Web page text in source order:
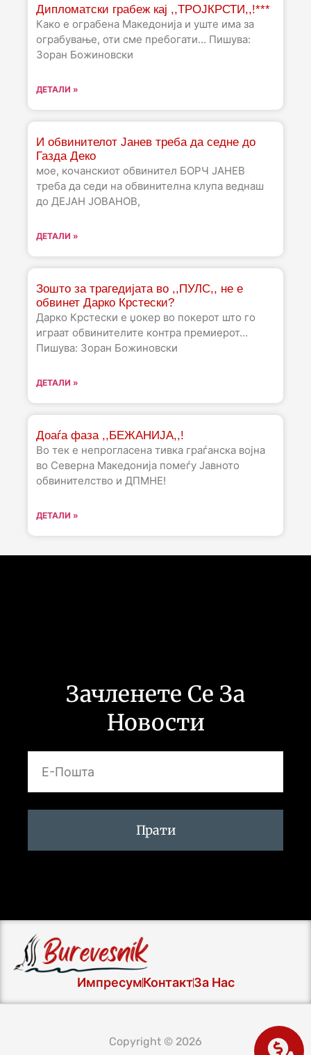
Дипломатски грабеж кај ,,ТРОЈКРСТИ,,!***
Како е ограбена Македонија и уште има за
ограбување, оти сме пребогати… Пишува:
Зоран Божиновски
ДЕТАЛИ »
И обвинителот Јанев треба да седне до
Газда Деко
мое, кочанскиот обвинител БОРЧ ЈАНЕВ
треба да седи на обвинителна клупа веднаш
до ДЕЈАН ЈОВАНОВ,
ДЕТАЛИ »
Зошто за трагедијата во ,,ПУЛС,, не е
обвинет Дарко Крстески?
Дарко Крстески е џокер во покерот што го
играат обвинителите контра премиерот…
Пишува: Зоран Божиновски
ДЕТАЛИ »
Доаѓа фаза ,,БЕЖАНИЈА,,!
Во тек е непрогласена тивка граѓанска војна
во Северна Македонија помеѓу Јавното
обвинителство и ДПМНЕ!
ДЕТАЛИ »
Зачленете Се За
Новости
Прати
ИмпресумКонтактЗа Нас
Copyright © 2026